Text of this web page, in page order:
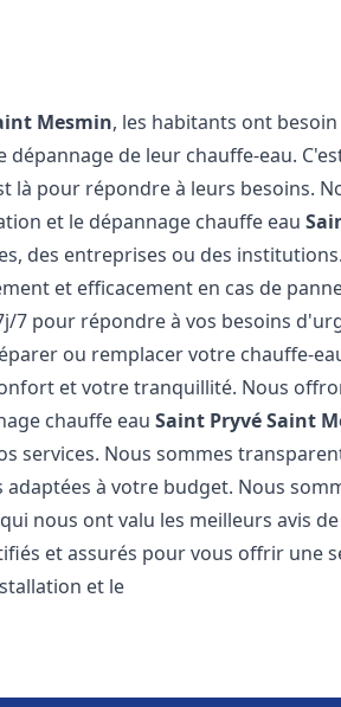
Mesmin, les habitants ont
dépannage de leur chauffe-eau.
là pour répondre à leurs besoins.
et le dépannage chauffe eau
des entreprises ou des
et efficacement en cas de
7 pour répondre à vos besoins
ou remplacer votre chauffe-
et votre tranquillité. Nous
chauffe eauSaint Pryvé Saint
services. Nous sommes
à votre budget. Nous
nous ont valu les meilleurs avis
et assurés pour vous offrir une
et le